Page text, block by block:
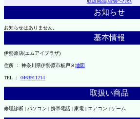
お知らせ
お知らせはありません。
基本情報
伊勢原店(エムアイプラザ)
住所 ： 神奈川県伊勢原市板戸８地図
TEL ： 0463911214
取扱い商品
修理診断 | パソコン | 携帯電話 | 家電 | エアコン | ゲーム